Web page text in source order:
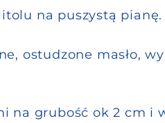
na puszystą pianę.
ostudzone masło,
na grubość ok 2 cm i